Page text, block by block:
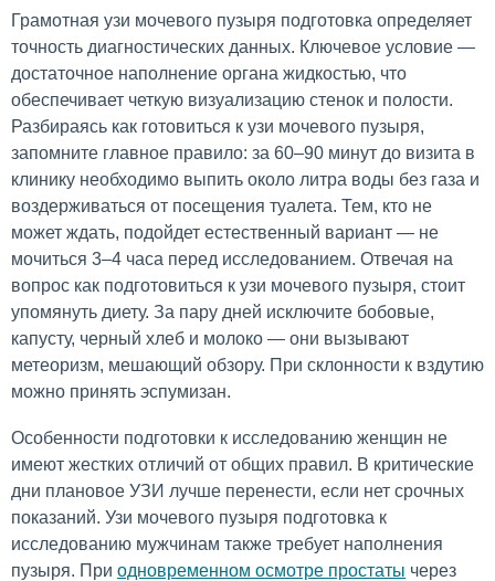
Грамотная узи мочевого пузыря подготовка определяет
точность диагностических данных. Ключевое условие —
достаточное наполнение органа жидкостью, что
обеспечивает четкую визуализацию стенок и полости.
Разбираясь как готовиться к узи мочевого пузыря,
запомните главное правило: за 60–90 минут до визита в
клинику необходимо выпить около литра воды без газа и
воздерживаться от посещения туалета. Тем, кто не
может ждать, подойдет естественный вариант — не
мочиться 3–4 часа перед исследованием. Отвечая на
вопрос как подготовиться к узи мочевого пузыря, стоит
упомянуть диету. За пару дней исключите бобовые,
капусту, черный хлеб и молоко — они вызывают
метеоризм, мешающий обзору. При склонности к вздутию
можно принять эспумизан.
Особенности подготовки к исследованию женщин не
имеют жестких отличий от общих правил. В критические
дни плановое УЗИ лучше перенести, если нет срочных
показаний. Узи мочевого пузыря подготовка к
исследованию мужчинам также требует наполнения
пузыря. При одновременном осмотре простаты через